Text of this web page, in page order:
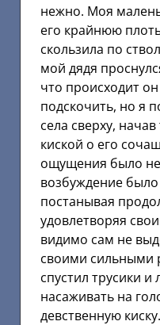
нежно. Моя
его крайнюю
скользила по
мой дядя
что происходит
подскочить, но я
села сверху,
киской о его
ощущения было
возбуждение
постанывая
удовлетворяя
видимо сам не
своими сильными
спустил трусики и
насаживать на
девственную киску.